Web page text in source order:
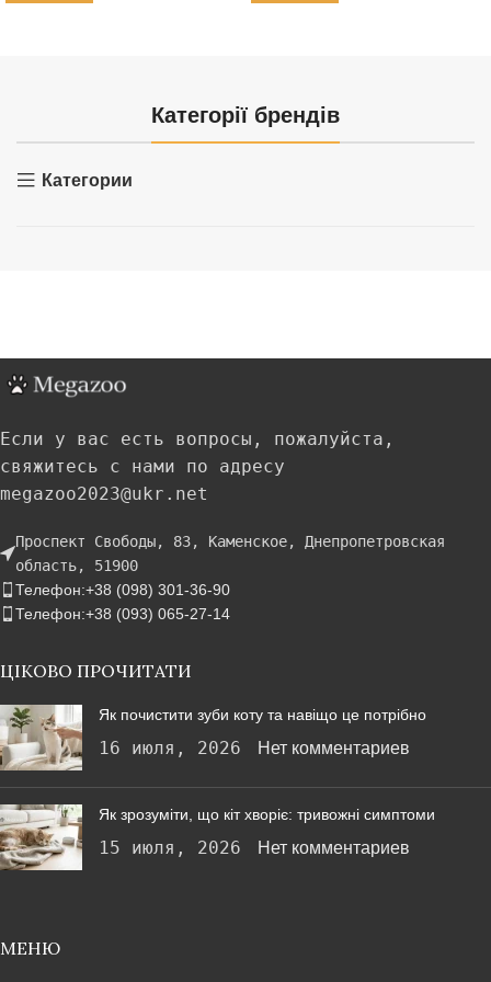
Категорії брендів
Категории
Если у вас есть вопросы, пожалуйста,
свяжитесь с нами по адресу
megazoo2023@ukr.net
Проспект Свободы, 83, Каменское, Днепропетровская
область, 51900
Телефон:+38 (098) 301-36-90
Телефон:+38 (093) 065-27-14
ЦІКОВО ПРОЧИТАТИ
Як почистити зуби коту та навіщо це потрібно
16 июля, 2026 Нет комментариев
Як зрозуміти, що кіт хворіє: тривожні симптоми
15 июля, 2026 Нет комментариев
МЕНЮ